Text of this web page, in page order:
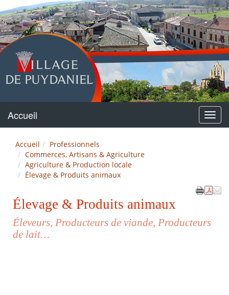
Puydaniel
Menu
Accueil
Accueil
Professionnels
Commerces, Artisans & Agriculture
Agriculture & Production locale
Élevage & Produits animaux
Élevage & Produits animaux
Éleveurs, Producteurs de viande, Producteurs
de lait…